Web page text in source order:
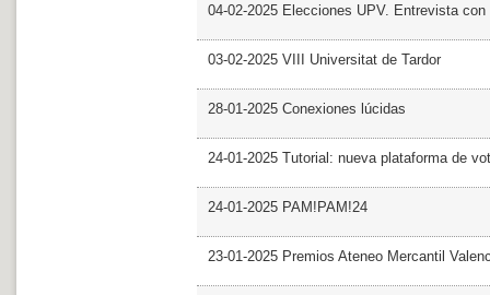
04-02-2025 Elecciones UPV. Entrevista con
03-02-2025 VIII Universitat de Tardor
28-01-2025 Conexiones lúcidas
24-01-2025 Tutorial: nueva plataforma de
24-01-2025 PAM!PAM!24
23-01-2025 Premios Ateneo Mercantil